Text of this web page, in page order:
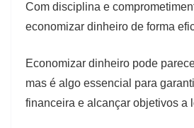
Com disciplina e
economizar dinheiro de forma
Economizar dinheiro pode
mas é algo essencial para
financeira e alcançar objetivos a